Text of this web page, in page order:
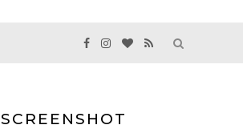
SCREENSHOT